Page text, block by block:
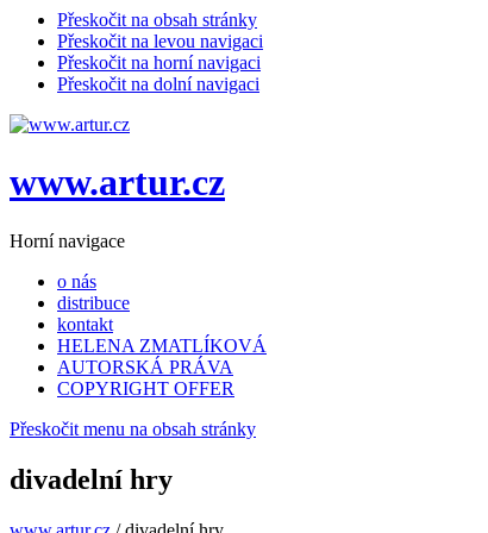
Přeskočit na obsah stránky
Přeskočit na levou navigaci
Přeskočit na horní navigaci
Přeskočit na dolní navigaci
www.artur.cz
Horní navigace
o nás
distribuce
kontakt
HELENA ZMATLÍKOVÁ
AUTORSKÁ PRÁVA
COPYRIGHT OFFER
Přeskočit menu na obsah stránky
divadelní hry